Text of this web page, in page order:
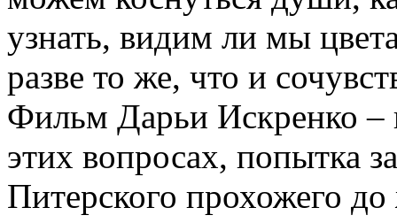
узнать, видим ли мы
разве то же, что и
Фильм Дарьи Искренко –
этих вопросах, попытка
Питерского прохожего